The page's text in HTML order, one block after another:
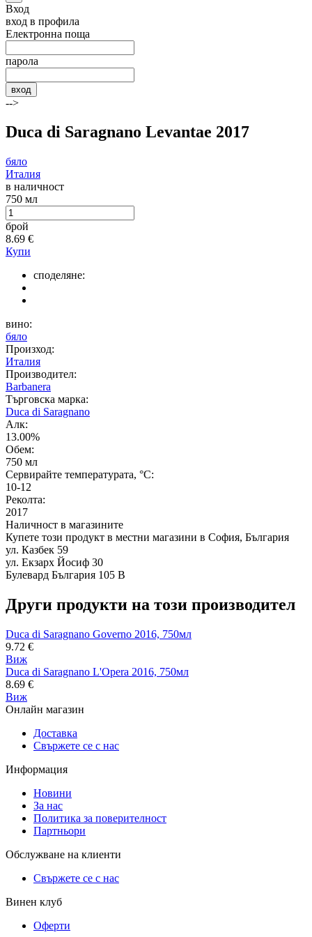
Вход
вход в профила
Електронна поща
парола
вход
-->
Duca di Saragnano Levantae 2017
бяло
Италия
в наличност
750 мл
брой
8.69 €
Купи
споделяне:
вино:
бяло
Произход:
Италия
Производител:
Barbanera
Търговска марка:
Duca di Saragnano
Алк:
13.00%
Обем:
750 мл
Сервирайте температурата, °C:
10-12
Реколта:
2017
Наличност в магазините
Купете този продукт в местни магазини в София, България
ул. Казбек 59
ул. Екзарх Йосиф 30
Булевард България 105 В
Други продукти на този производител
Duca di Saragnano Governo 2016, 750мл
9.72 €
Виж
Duca di Saragnano L'Opera 2016, 750мл
8.69 €
Виж
Онлайн магазин
Доставка
Свържете се с нас
Информация
Новини
За нас
Политика за поверителност
Партньори
Обслужване на клиенти
Свържете се с нас
Винен клуб
Оферти